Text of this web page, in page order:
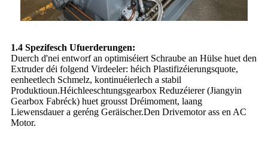
1.4 Spezifesch Ufuerderungen:
Duerch d'nei entworf an optimiséiert Schraube an Hülse huet den
Extruder déi folgend Virdeeler: héich Plastifizéierungsquote,
eenheetlech Schmelz, kontinuéierlech a stabil
Produktioun.Héichleeschtungsgearbox Reduzéierer (Jiangyin
Gearbox Fabréck) huet grousst Dréimoment, laang
Liewensdauer a geréng Geräischer.Den Drivemotor ass en AC
Motor.